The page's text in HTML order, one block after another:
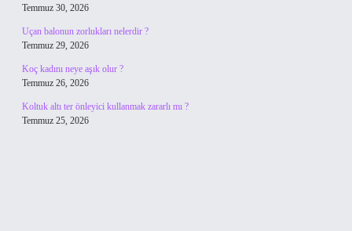
Temmuz 30, 2026
Uçan balonun zorlukları nelerdir ?
Temmuz 29, 2026
Koç kadını neye aşık olur ?
Temmuz 26, 2026
Koltuk altı ter önleyici kullanmak zararlı mı ?
Temmuz 25, 2026